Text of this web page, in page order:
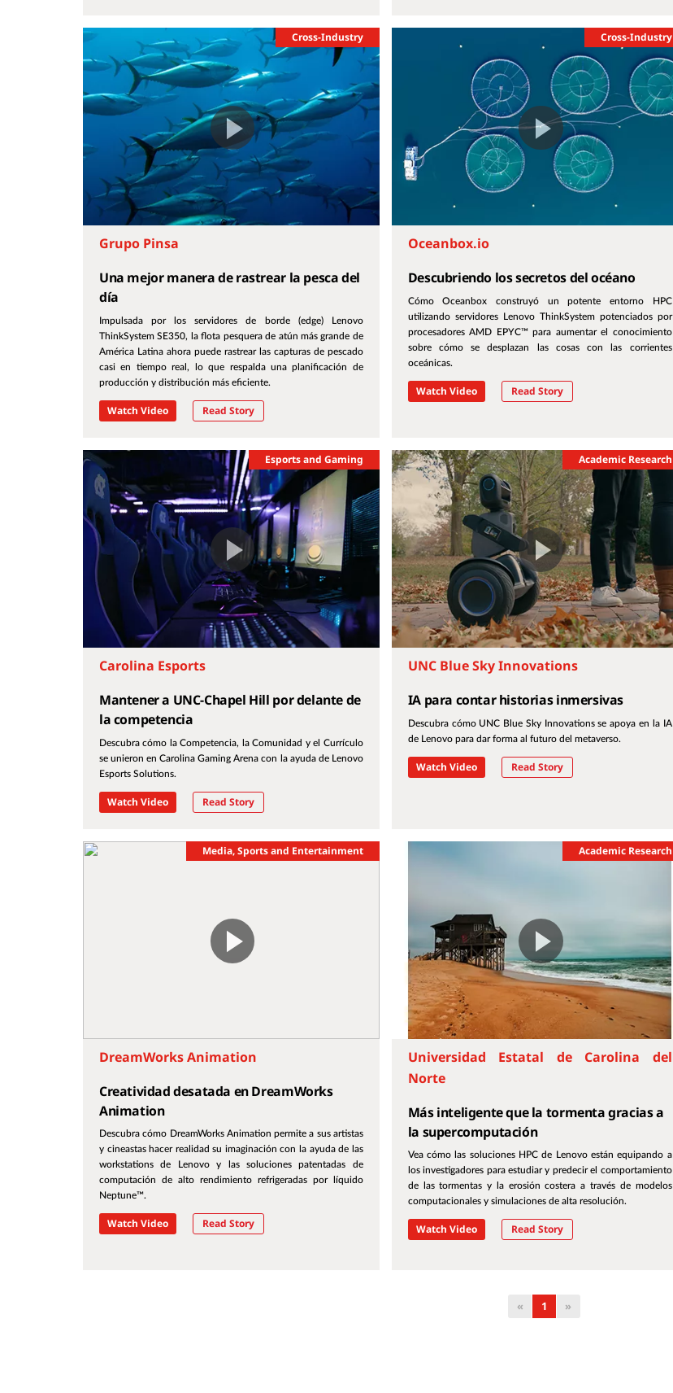
Cross-Industry
Grupo Pinsa
Una mejor manera de rastrear la pesca del
día
Impulsada por los servidores de borde (edge) Lenovo
ThinkSystem SE350, la flota pesquera de atún más grande de
América Latina ahora puede rastrear las capturas de pescado
casi en tiempo real, lo que respalda una planificación de
producción y distribución más eficiente.
Watch Video Read Story
Cross-Industry
Oceanbox.io
Descubriendo los secretos del océano
Cómo Oceanbox construyó un potente entorno HPC
utilizando servidores Lenovo ThinkSystem potenciados por
procesadores AMD EPYC™ para aumentar el conocimiento
sobre cómo se desplazan las cosas con las corrientes
oceánicas.
Watch Video Read Story
Esports and Gaming
Carolina Esports
Mantener a UNC-Chapel Hill por delante de
la competencia
Descubra cómo la Competencia, la Comunidad y el Currículo
se unieron en Carolina Gaming Arena con la ayuda de Lenovo
Esports Solutions.
Watch Video Read Story
Academic Research
UNC Blue Sky Innovations
IA para contar historias inmersivas
Descubra cómo UNC Blue Sky Innovations se apoya en la IA
de Lenovo para dar forma al futuro del metaverso.
Watch Video Read Story
Media, Sports and Entertainment
DreamWorks Animation
Creatividad desatada en DreamWorks
Animation
Descubra cómo DreamWorks Animation permite a sus artistas
y cineastas hacer realidad su imaginación con la ayuda de las
workstations de Lenovo y las soluciones patentadas de
computación de alto rendimiento refrigeradas por líquido
Neptune™.
Watch Video Read Story
Academic Research
Universidad Estatal de Carolina del
Norte
Más inteligente que la tormenta gracias a
la supercomputación
Vea cómo las soluciones HPC de Lenovo están equipando a
los investigadores para estudiar y predecir el comportamiento
de las tormentas y la erosión costera a través de modelos
computacionales y simulaciones de alta resolución.
Watch Video Read Story
« 1 »